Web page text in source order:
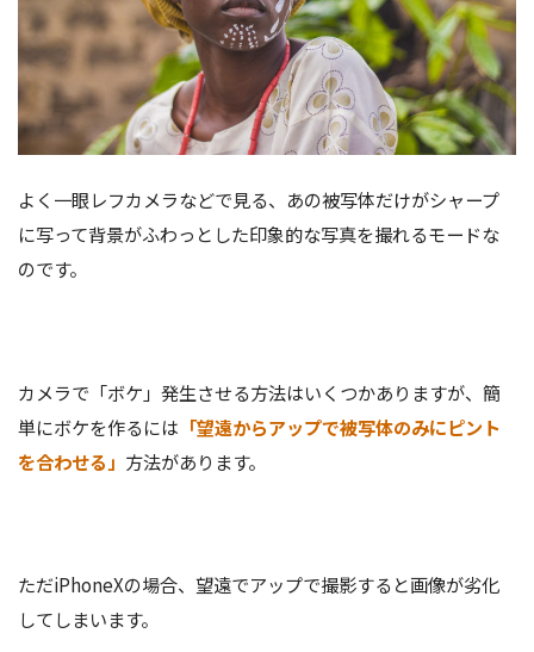
よく一眼レフカメラなどで見る、あの被写体だけがシャープ
に写って背景がふわっとした印象的な写真を撮れるモードな
のです。
カメラで「ボケ」発生させる方法はいくつかありますが、簡
単にボケを作るには 「望遠からアップで被写体のみにピント
を合わせる」 方法があります。
ただiPhoneXの場合、望遠でアップで撮影すると画像が劣化
してしまいます。